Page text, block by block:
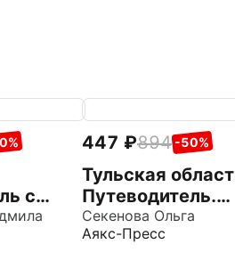
с
447 894 -50%
Тульская
Путеводитель.
Карты и
Секенова Ольга
Аякс-Пресс